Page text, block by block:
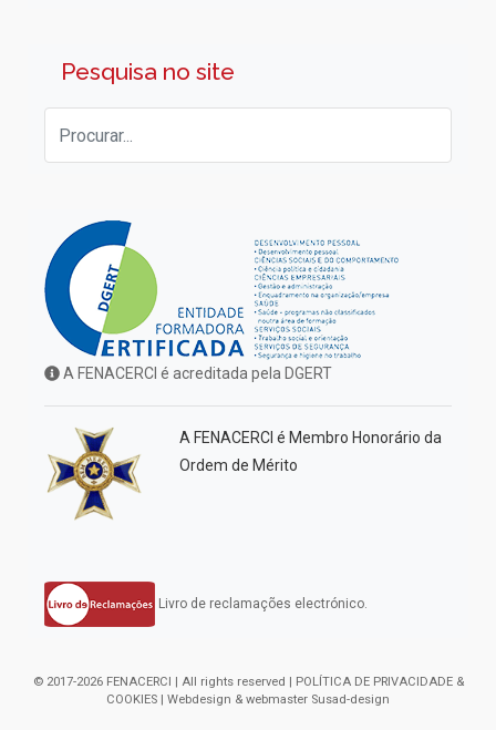
Pesquisa no site
A FENACERCI é acreditada pela DGERT
A FENACERCI é Membro Honorário da
Ordem de Mérito
Livro de reclamações electrónico.
© 2017-2026 FENACERCI | All rights reserved | POLÍTICA DE PRIVACIDADE &
COOKIES | Webdesign & webmaster Susad-design